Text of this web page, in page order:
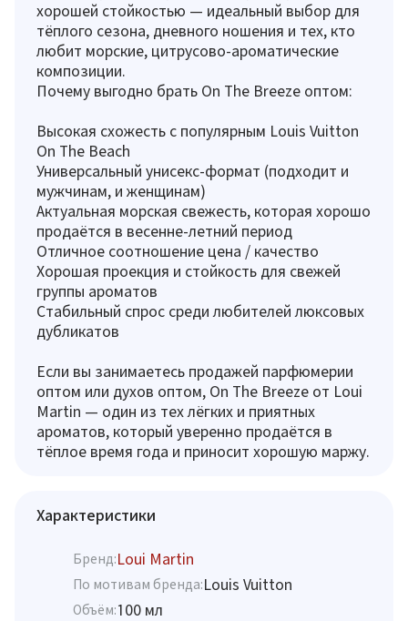
хорошей стойкостью — идеальный выбор для
тёплого сезона, дневного ношения и тех, кто
любит морские, цитрусово-ароматические
композиции.
Почему выгодно брать On The Breeze оптом:
Высокая схожесть с популярным Louis Vuitton
On The Beach
Универсальный унисекс-формат (подходит и
мужчинам, и женщинам)
Актуальная морская свежесть, которая хорошо
продаётся в весенне-летний период
Отличное соотношение цена / качество
Хорошая проекция и стойкость для свежей
группы ароматов
Стабильный спрос среди любителей люксовых
дубликатов
Если вы занимаетесь продажей парфюмерии
оптом или духов оптом, On The Breeze от Loui
Martin — один из тех лёгких и приятных
ароматов, который уверенно продаётся в
тёплое время года и приносит хорошую маржу.
Характеристики
Бренд:Loui Martin
По мотивам бренда:Louis Vuitton
Объём:100 мл